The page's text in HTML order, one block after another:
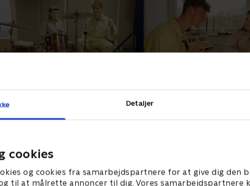
Detaljer
cookies
og cookies fra samarbejdspartnere for at give dig den
til at målrette annoncer til dig. Vores samarbejdspartnere
årige Benjamin fra Vejle har haft
ved det boglige i skolen, og
synes hans forældre, at han
januar 2021 • 23 min
12-årige Sarahs liv ændrede